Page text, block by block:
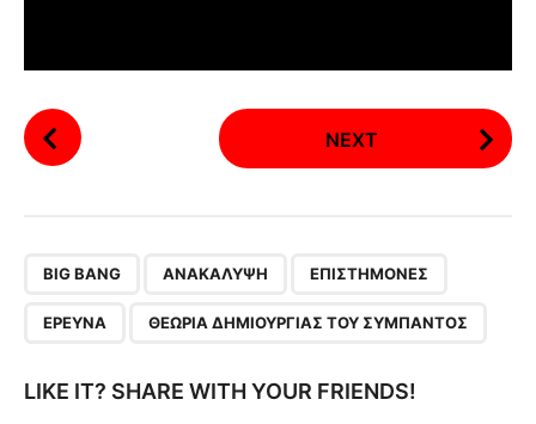
P
o
a
NEXT
BIG BANG ΑΝΑΚΆΛΥΨΗ ΕΠΙΣΤΉΜΟΝΕΣ
ΈΡΕΥΝΑ ΘΕΩΡΊΑ ΔΗΜΙΟΥΡΓΊΑΣ ΤΟΥ ΣΎΜΠΑΝΤΟΣ
LIKE IT? SHARE WITH YOUR FRIENDS!